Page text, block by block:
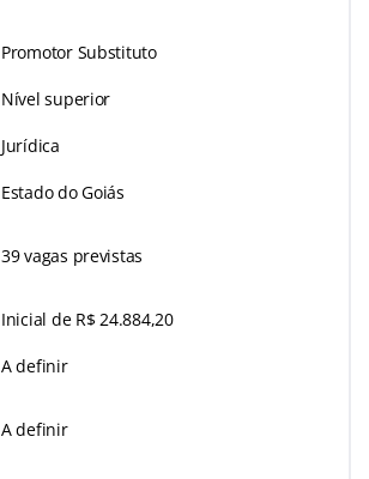
Promotor Substituto
Nível superior
Jurídica
Estado do Goiás
39 vagas previstas
Inicial de R$ 24.884,20
A definir
A definir